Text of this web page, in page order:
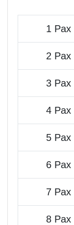
1 Pax
2 Pax
3 Pax
4 Pax
5 Pax
6 Pax
7 Pax
8 Pax